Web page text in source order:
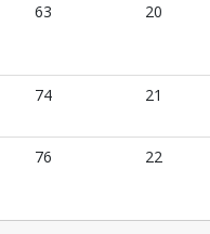
63 20
74 21
76 22